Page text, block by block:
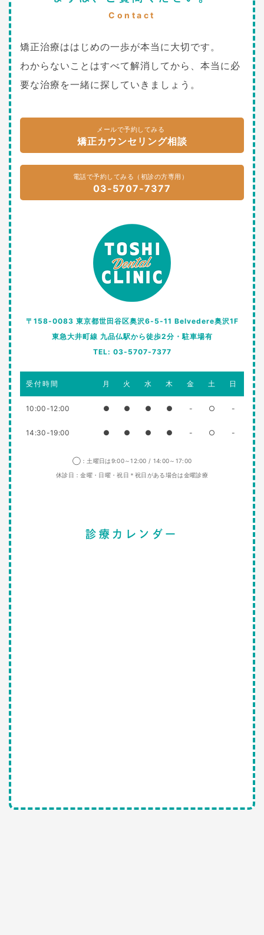
Contact
矯正治療ははじめの一歩が本当に大切です。
わからないことはすべて解消してから、本当に必
要な治療を一緒に探していきましょう。
メールで予約してみる
矯正カウンセリング相談
電話で予約してみる（初診の方専用）
03-5707-7377
〒158-0083 東京都世田谷区奥沢6-5-11 Belvedere奥沢1F
東急大井町線 九品仏駅から徒歩2分・駐車場有
TEL: 03-5707-7377
受付時間 月 火 水 木 金 土 日
10:00-12:00 ● ● ● ● - ○ -
14:30-19:00 ● ● ● ● - ○ -
◯：土曜日は9:00～12:00 / 14:00～17:00
休診日：金曜・日曜・祝日＊祝日がある場合は金曜診療
診療カレンダー